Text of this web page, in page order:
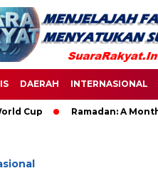
DAERAH INTERNASIONAL
Ramadan: A Month